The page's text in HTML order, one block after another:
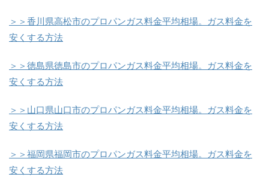
＞＞香川県高松市のプロパンガス料金平均相場。ガス料金を
安くする方法
＞＞徳島県徳島市のプロパンガス料金平均相場。ガス料金を
安くする方法
＞＞山口県山口市のプロパンガス料金平均相場。ガス料金を
安くする方法
＞＞福岡県福岡市のプロパンガス料金平均相場。ガス料金を
安くする方法